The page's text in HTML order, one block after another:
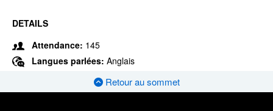
DETAILS
Attendance: 145
Langues parlées: Anglais
Retour au sommet